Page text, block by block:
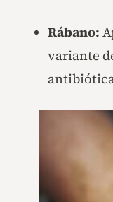
Rábano:
variante